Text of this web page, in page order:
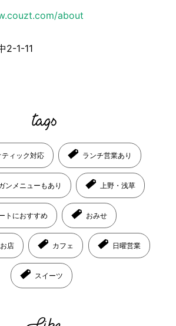
about
2-1-11
ィック対応 ランチ営業あり
ンメニューもあり 上野・浅草
トにおすすめ おみせ
店 カフェ 日曜営業
スイーツ